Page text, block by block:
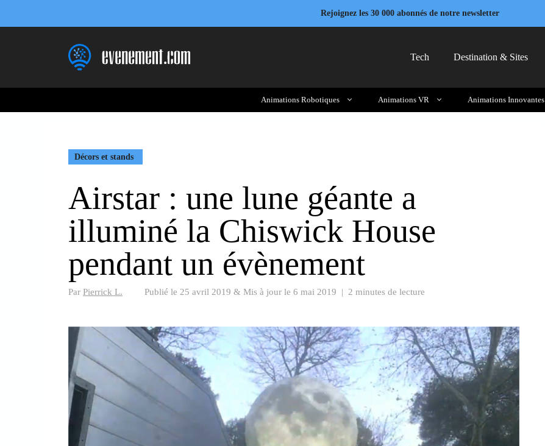
Rejoignez les 30 000 abonnés de notre newsletter
Tech Destination & Sites
Animations Robotiques Animations VR Animations Innovantes
Décors et stands
Airstar : une lune géante a
illuminé la Chiswick House
pendant un évènement
Par Pierrick L. Publié le 25 avril 2019 & Mis à jour le 6 mai 2019 | 2 minutes de lecture